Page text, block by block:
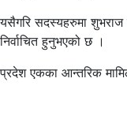
यसैगरि सदस्यहरुमा शुभराज
निर्वाचित हुनुभएको छ ।
प्रदेश एकका आन्तरिक